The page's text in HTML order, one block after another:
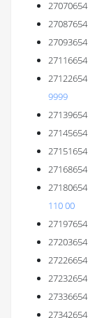
27070654
27087654
27093654
27116654
27122654
9999
27139654
27145654
27151654
27168654
27180654
110 00
27197654
27203654
27226654
27232654
27336654
27342654